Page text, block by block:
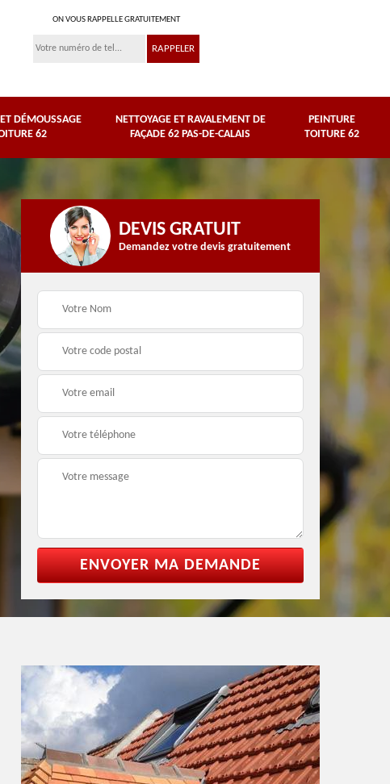
ON VOUS RAPPELLE GRATUITEMENT
DÉMOUSSAGE
62
NETTOYAGE ET RAVALEMENT DE
FAÇADE 62 PAS-DE-CALAIS
PEINTURE
TOITURE 62
et
de
62 Pas-de-Calais
DEVIS GRATUIT
Demandez votre devis gratuitement